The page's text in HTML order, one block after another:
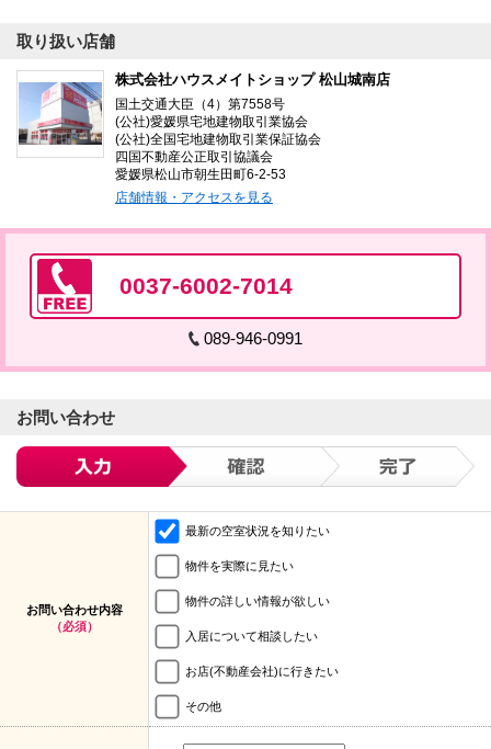
取り扱い店舗
株式会社ハウスメイトショップ 松山城南店
国土交通大臣（4）第7558号
(公社)愛媛県宅地建物取引業協会
(公社)全国宅地建物取引業保証協会
四国不動産公正取引協議会
愛媛県松山市朝生田町6-2-53
店舗情報・アクセスを見る
0037-6002-7014
089-946-0991
お問い合わせ
お問い合わせ内容
（必須）
最新の空室状況を知りたい
物件を実際に見たい
物件の詳しい情報が欲しい
入居について相談したい
お店(不動産会社)に行きたい
その他